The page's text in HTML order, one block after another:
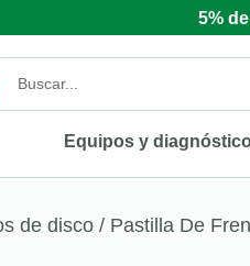
5%
Equipos y
de disco / Pastilla De